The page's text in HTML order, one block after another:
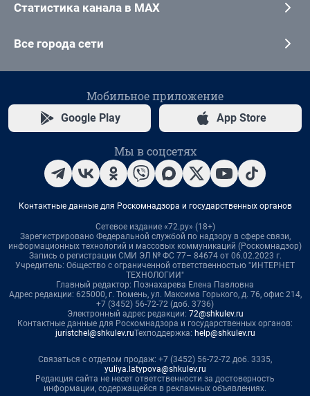
Статистика канала в MAX
Все города сети
Мобильное приложение
Google Play App Store
Мы в соцсетях
Контактные данные для Роскомнадзора и государственных органов
Сетевое издание «72.ру» (18+)
Зарегистрировано Федеральной службой по надзору в сфере связи,
информационных технологий и массовых коммуникаций (Роскомнадзор)
Запись о регистрации СМИ ЭЛ № ФС 77– 84674 от 06.02.2023 г.
Учредитель: Общество с ограниченной ответственностью "ИНТЕРНЕТ
ТЕХНОЛОГИИ"
Главный редактор: Познахарева Елена Павловна
Адрес редакции: 625000, г. Тюмень, ул. Максима Горького, д. 76, офис 214,
+7 (3452) 56-72-72 (доб. 3736)
Электронный адрес редакции: 72@shkulev.ru
Контактные данные для Роскомнадзора и государственных органов:
juristchel@shkulev.ruТехподдержка: help@shkulev.ru
Связаться с отделом продаж: +7 (3452) 56-72-72 доб. 3335,
yuliya.latypova@shkulev.ru
Редакция сайта не несет ответственности за достоверность
информации, содержащейся в рекламных объявлениях.